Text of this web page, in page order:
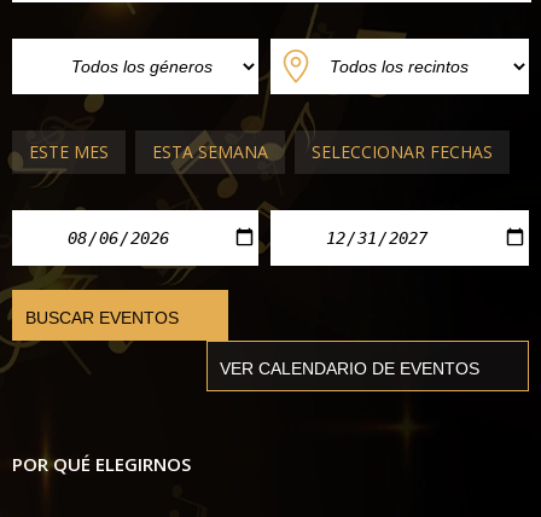
ESTE MES ESTA SEMANA SELECCIONAR FECHAS
POR QUÉ ELEGIRNOS